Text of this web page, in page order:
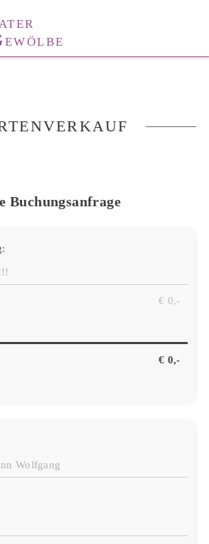
EWÖLBE
Buchungsanfrage